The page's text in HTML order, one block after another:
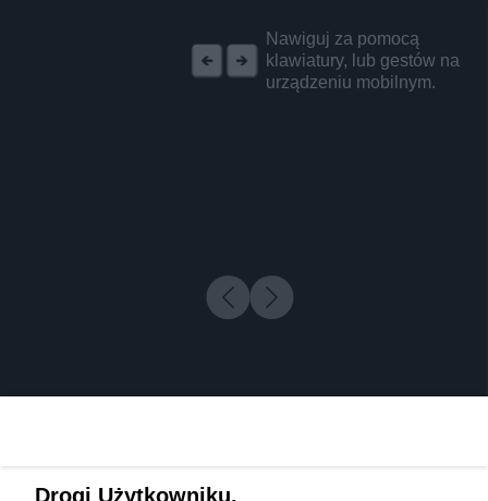
Nawiguj za pomocą
klawiatury, lub gestów na
urządzeniu mobilnym.
Drogi Użytkowniku,